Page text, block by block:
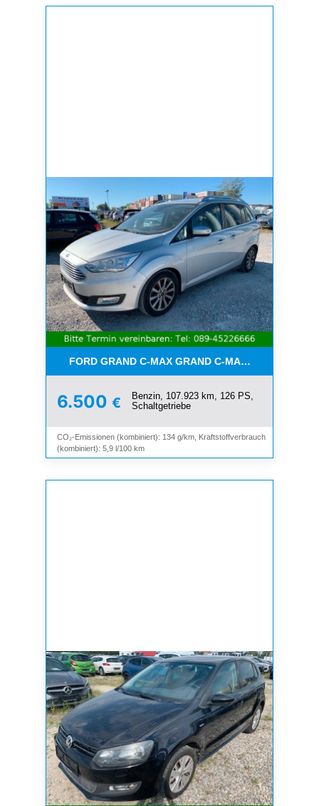
FORD GRAND C-MAX GRAND C-MAX TITANIUM*7-
6.500 €
Benzin, 107.923 km, 126 PS,
Schaltgetriebe
CO₂-Emissionen (kombiniert): 134 g/km, Kraftstoffverbrauch
(kombiniert): 5,9 l/100 km